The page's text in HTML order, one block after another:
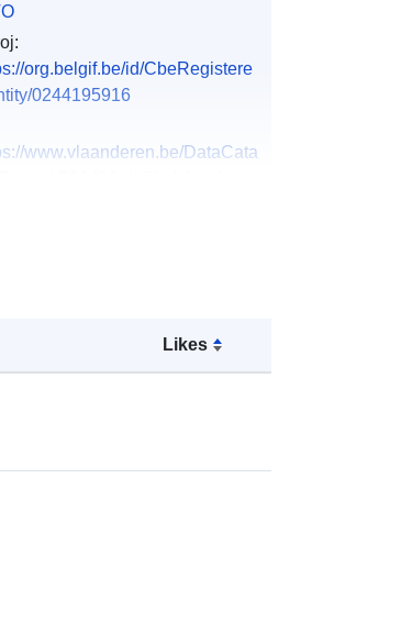
Likes
org.belgif.be/id/CbeRegistere
0244195916
www.vlaanderen.be/DataCata
organizácie: Vlaamse